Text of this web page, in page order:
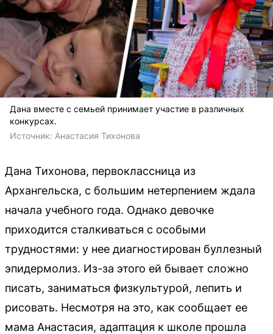
Дана вместе с семьей принимает участие в различных
конкурсах.
Источник: Анастасия Тихонова
Дана Тихонова, первоклассница из
Архангельска, с большим нетерпением ждала
начала учебного года. Однако девочке
приходится сталкиваться с особыми
трудностями: у нее диагностирован буллезный
эпидермолиз. Из-за этого ей бывает сложно
писать, заниматься физкультурой, лепить и
рисовать. Несмотря на это, как сообщает ее
мама Анастасия, адаптация к школе прошла